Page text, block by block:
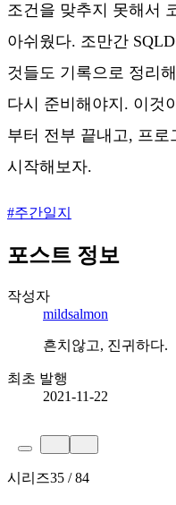
조건을 맞추지 못해서
아쉬웠다. 조만간
것들도 기록으로 정리
다시 준비해야지. 이것
부터 전부 끝내고, 프로
시작해보자.
#주간일지
포스트 정보
작성자
mildsalmon
흔치않고, 진귀하다.
최초 발행
2021-11-22
시리즈35 / 84